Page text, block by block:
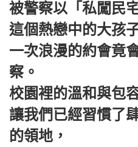
被警察以「私闖民
這個熱戀中的大孩
一次浪漫的約會竟
察。
校園裡的溫和與包
讓我們已經習慣了
的領地，